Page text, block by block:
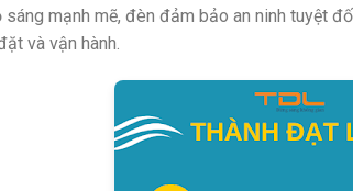
mạnh mẽ, đèn đảm bảo an ninh tuyệt
và vận hành.